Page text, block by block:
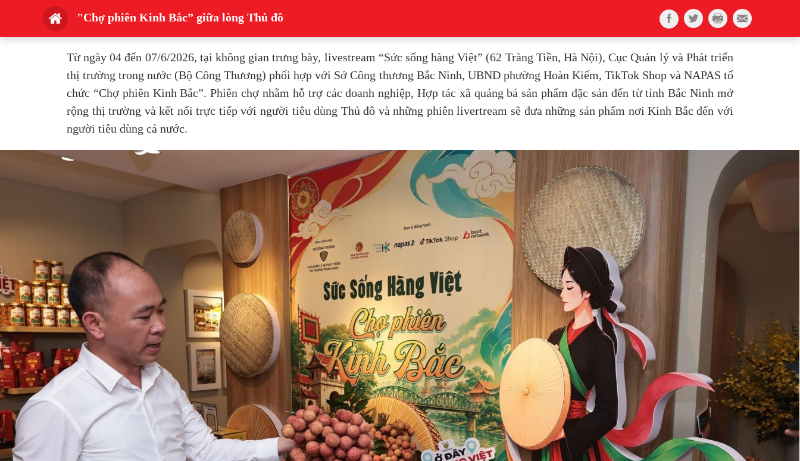
"Chợ phiên Kinh Bắc” giữa lòng Thủ đô
Từ ngày 04 đến 07/6/2026, tại không gian trưng bày, livestream “Sức sống hàng Việt” (62 Tràng Tiền, Hà Nội), Cục Quản lý và Phát triển
thị trường trong nước (Bộ Công Thương) phối hợp với Sở Công thương Bắc Ninh, UBND phường Hoàn Kiếm, TikTok Shop và NAPAS tổ
chức “Chợ phiên Kinh Bắc”. Phiên chợ nhằm hỗ trợ các doanh nghiệp, Hợp tác xã quảng bá sản phẩm đặc sản đến từ tỉnh Bắc Ninh mở
rộng thị trường và kết nối trực tiếp với người tiêu dùng Thủ đô và những phiên livertream sẽ đưa những sản phẩm nơi Kinh Bắc đến với
người tiêu dùng cả nước.